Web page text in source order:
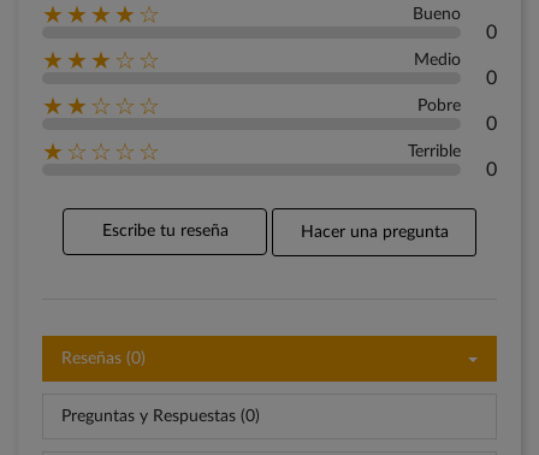
★★★★☆ Bueno
0
★★★☆☆ Medio
0
★★☆☆☆ Pobre
0
★☆☆☆☆ Terrible
0
Escribe tu reseña Hacer una pregunta
Reseñas (0)
Preguntas y Respuestas (0)